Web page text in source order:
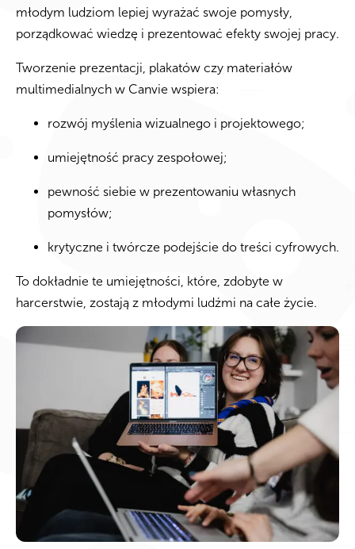
młodym ludziom lepiej wyrażać swoje pomysły,
porządkować wiedzę i prezentować efekty swojej pracy.
Tworzenie prezentacji, plakatów czy materiałów
multimedialnych w Canvie wspiera:
rozwój myślenia wizualnego i projektowego;
umiejętność pracy zespołowej;
pewność siebie w prezentowaniu własnych
pomysłów;
krytyczne i twórcze podejście do treści cyfrowych.
To dokładnie te umiejętności, które, zdobyte w
harcerstwie, zostają z młodymi ludźmi na całe życie.